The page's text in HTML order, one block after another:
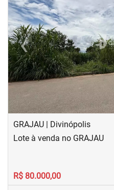
‹Previous
GRAJAU | Divinópolis
Lote à venda no GRAJAU
R$ 80.000,00